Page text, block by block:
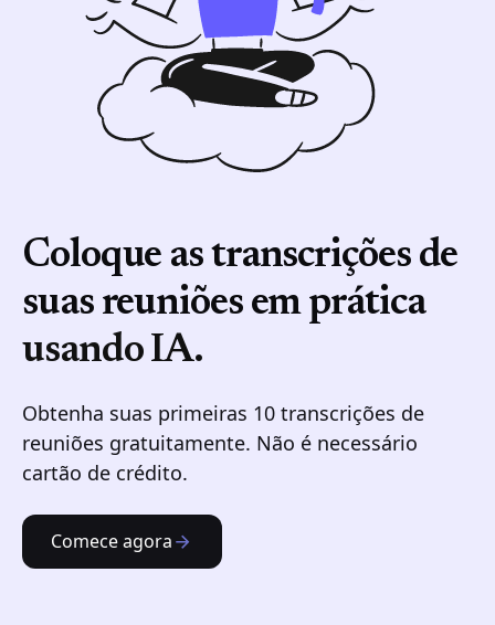
Coloque as transcrições de
suas reuniões em prática
usando IA.
Obtenha suas primeiras 10 transcrições de
reuniões gratuitamente. Não é necessário
cartão de crédito.
Comece agora